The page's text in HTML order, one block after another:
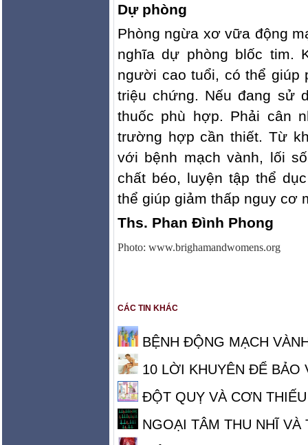
Dự phòng
Phòng ngừa xơ vữa động
nghĩa dự phòng blốc tim.
người cao tuổi, có thể giúp
triệu chứng. Nếu đang sử
thuốc phù hợp. Phải cân
trường hợp cần thiết. Từ
với bệnh mạch vành, lối
chất béo, luyện tập thể
thể giúp giảm thấp nguy cơ
Ths. Phan Đình Phong
Photo: www.brighamandwomens.org
CÁC TIN KHÁC
BỆNH ĐỘNG MẠCH
10 LỜI KHUYÊN ĐỂ BẢO
ĐỘT QUỴ VÀ CƠN
NGOẠI TÂM THU NHĨ VÀ